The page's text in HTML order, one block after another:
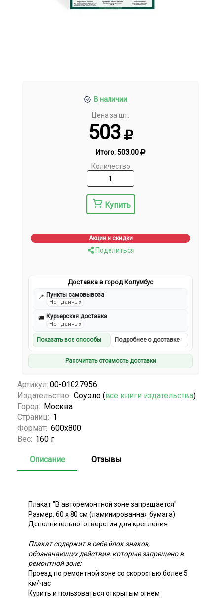
В наличии
Цена за шт.
503
Итого:503.00
Количество
Купить
Акции и скидки
Поделиться
Доставка в город Колумбус
📍 Пункты самовывоза
Нет данных
🚚 Курьерская доставка
Нет данных
Показать все способы Подробнее о доставке
Рассчитать стоимость доставки
Артикул: 00-01027956
Издательство: Соуэло (все книги издательства)
Город: Москва
Страниц: 1
Формат: 600х800
Вес: 160 г
Описание Отзывы
Плакат "В авторемонтной зоне запрещается"
Размер: 60 х 80 см (ламинированная бумага)
Дополнительно: отверстия для крепления
Плакат содержит в себе блок знаков,
обозначающих действия, которые запрещено в
ремонтной зоне:
Проезд по ремонтной зоне со скоростью более 5
км/час
Курить и пользоваться открытым огнем